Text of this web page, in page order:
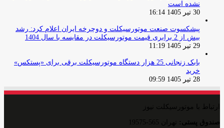
نشده است
30 تیر 1405 16:14
پیشکسوت صنعت موتورسیکلت و دوچرخه ایران اعلام کرد: رشد
بیش از 2 برابری قیمت موتورسیکلت در مقایسه با سال 1404
29 تیر 1405 11:19
بابک زنجانی 25 هزار دستگاه موتورسیکلت برقی برای «پستکس»
خرید
28 تیر 1405 09:59
ارتباط با موتورسیکلت نیوز
صندوق پستی: تهران 565-19575